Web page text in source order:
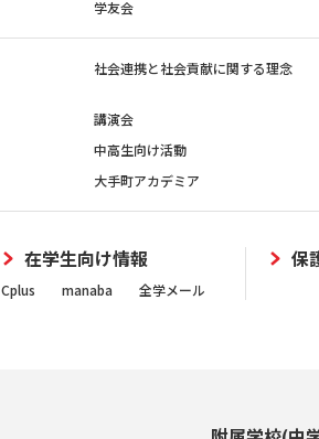
学友会
社会連携と社会貢献に関する理念
講演会
中高生向け活動
大手町アカデミア
在学生向け情報
Cplus manaba 全学メール
保